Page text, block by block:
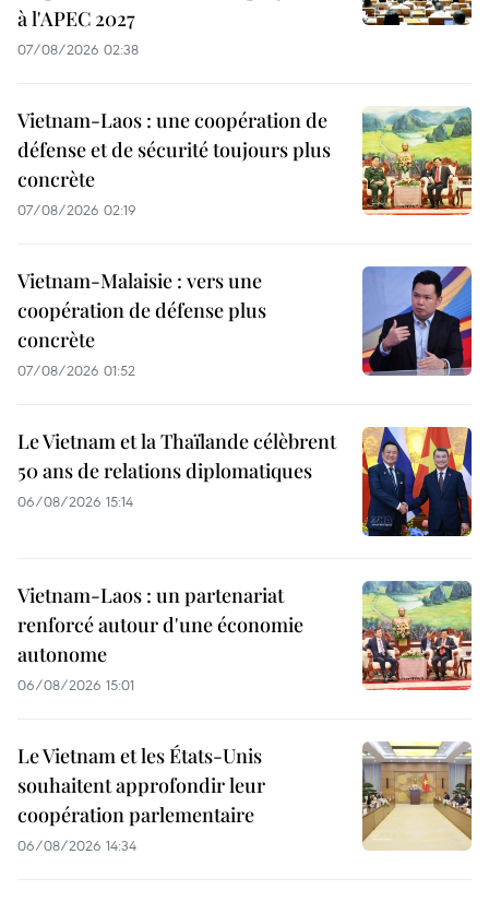
à l'APEC 2027
07/08/2026 02:38
Vietnam-Laos : une coopération de
défense et de sécurité toujours plus
concrète
07/08/2026 02:19
Vietnam-Malaisie : vers une
coopération de défense plus
concrète
07/08/2026 01:52
Le Vietnam et la Thaïlande célèbrent
50 ans de relations diplomatiques
06/08/2026 15:14
Vietnam-Laos : un partenariat
renforcé autour d'une économie
autonome
06/08/2026 15:01
Le Vietnam et les États-Unis
souhaitent approfondir leur
coopération parlementaire
06/08/2026 14:34